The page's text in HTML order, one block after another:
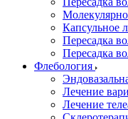
Капсульное
Пересадка
Пересадка
Флебология
Лечение
Лечение